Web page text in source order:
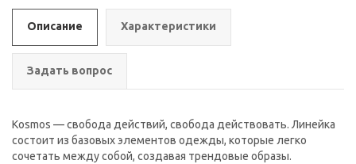
Описание Характеристики
Задать вопрос
Kosmos — свобода действий, свобода действовать. Линейка
состоит из базовых элементов одежды, которые легко
сочетать между собой, создавая трендовые образы.